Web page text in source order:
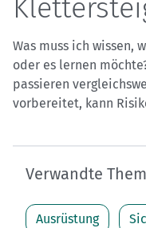
Was muss ich wissen,
oder es lernen
passieren
vorbereitet, kann
Verwandte
Ausrüstung